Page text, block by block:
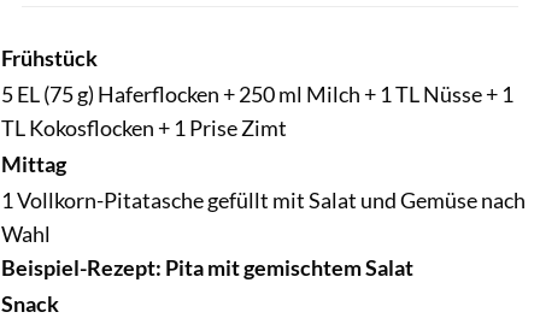
Frühstück
5 EL (75 g) Haferflocken + 250 ml Milch + 1 TL Nüsse + 1
TL Kokosflocken + 1 Prise Zimt
Mittag
1 Vollkorn-Pitatasche gefüllt mit Salat und Gemüse nach
Wahl
Beispiel-Rezept: Pita mit gemischtem Salat
Snack